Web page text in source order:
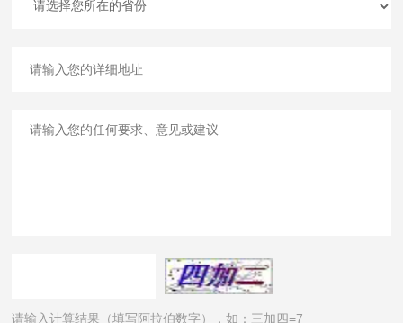
请输入计算结果（填写阿拉伯数字），如：三加四=7